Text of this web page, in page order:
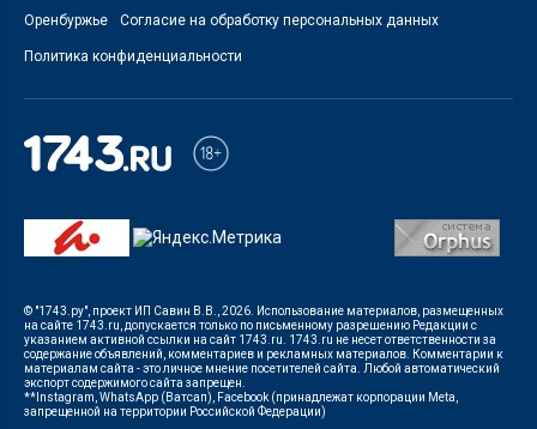
Оренбуржье Согласие на обработку персональных данных
Политика конфиденциальности
© "1743.ру", проект ИП Савин В.В., 2026. Использование материалов, размещенных
на сайте 1743.ru, допускается только по письменному разрешению Редакции с
указанием активной ссылки на сайт 1743.ru. 1743.ru не несет ответственности за
содержание объявлений, комментариев и рекламных материалов. Комментарии к
материалам сайта - это личное мнение посетителей сайта. Любой автоматический
экспорт содержимого сайта запрещен.
**Instagram, WhatsApp (Ватсап), Facebook (принадлежат корпорации Meta,
запрещенной на территории Российской Федерации)